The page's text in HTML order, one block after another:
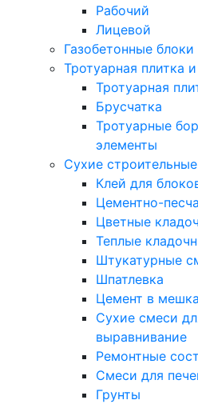
Рабочий
Лицевой
Газобетонные блоки
Тротуарная плитка
Тротуарная
Брусчатка
Тротуарные
элементы
Сухие
Клей для
Цементно-
Цветные
Теплые
Штукатурные
Шпатлевка
Цемент в
Сухие смеси
выравнивание
Ремонтные
Смеси для
Грунты